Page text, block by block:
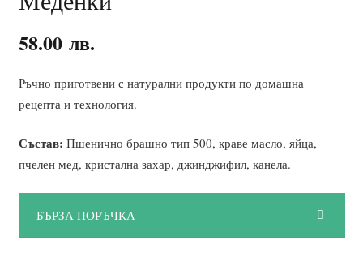
58.00 лв.
Ръчно приготвени с натурални продукти по домашна
рецепта и технология.
Състав: Пшенично брашно тип 500, краве масло, яйца,
пчелен мед, кристална захар, джинджифил, канела.
БЪРЗА ПОРЪЧКА